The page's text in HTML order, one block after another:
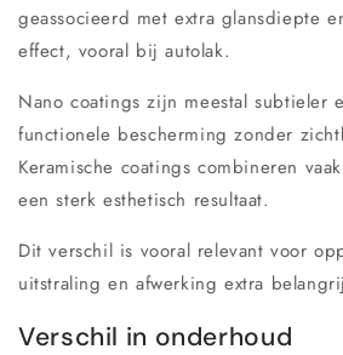
geassocieerd met extra glansdiepte
effect, vooral bij autolak.
Nano coatings zijn meestal subtieler
functionele bescherming zonder
Keramische coatings combineren
een sterk esthetisch resultaat.
Dit verschil is vooral relevant voor
uitstraling en afwerking extra
Verschil in onderhoud